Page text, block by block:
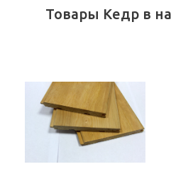
Товары Кедр в